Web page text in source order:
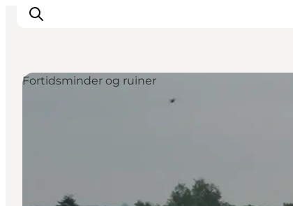
Byer
Fortidsminder og ruiner